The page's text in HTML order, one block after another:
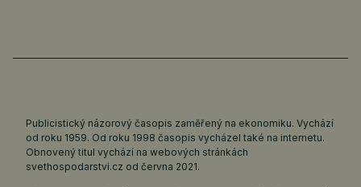
Publicistický názorový časopis zaměřený na ekonomiku. Vychází
od roku 1959. Od roku 1998 časopis vycházel také na internetu.
Obnovený titul vychází na webových stránkách
svethospodarstvi.cz od června 2021.